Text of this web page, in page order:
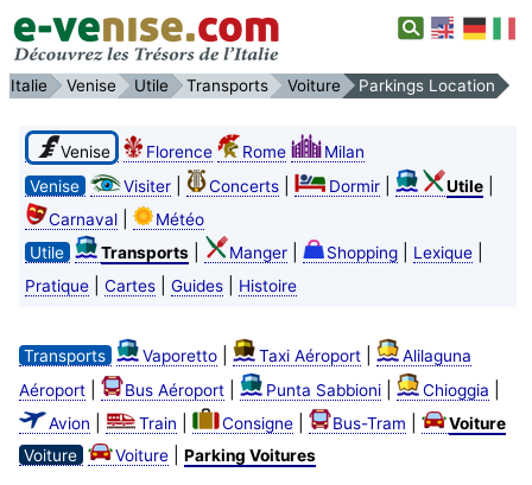
Italie Venise Utile Transports Voiture Parkings Location
Venise Florence Rome
Milan
Venise
Visiter| Concerts| Dormir| Utile|
Carnaval|
Météo
Utile
Transports| Manger| Shopping| Lexique|
Pratique| Cartes| Guides| Histoire
Transports Vaporetto| Taxi Aéroport|
Alilaguna
Aéroport| Bus Aéroport| Punta Sabbioni| Chioggia
Avion Train Consigne| Bus-Tram
Voiture
Voiture
Voiture| Parking Voitures